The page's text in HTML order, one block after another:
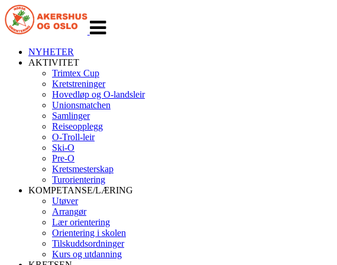
navigasjon
NYHETER
AKTIVITET
Trimtex Cup
Kretstreninger
Hovedløp og O-landsleir
Unionsmatchen
Samlinger
Reiseopplegg
O-Troll-leir
Ski-O
Pre-O
Kretsmesterskap
Turorientering
KOMPETANSE/LÆRING
Utøver
Arrangør
Lær orientering
Orientering i skolen
Tilskuddsordninger
Kurs og utdanning